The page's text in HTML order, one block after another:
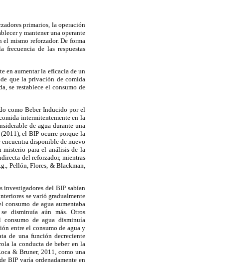
primarios, la operación
y mantener una operante
mismo reforzador. De forma
de las respuestas
en aumentar la eficacia de un
que la privación de comida
se restablece el consumo de
como Beber Inducido por el
intermitentemente en la
de agua durante una
el BIP ocurre porque la
disponible de nuevo
misterio para el análisis de la
del reforzador, mientras
Pellón, Flores, & Blackman,
investigadores del BIP sabían
se varió gradualmente
de agua aumentaba
disminuía aún más. Otros
consumo de agua disminuía
entre el consumo de agua y
de una función decreciente
la conducta de beber en la
& Bruner, 2011, como una
BIP varía ordenadamente en